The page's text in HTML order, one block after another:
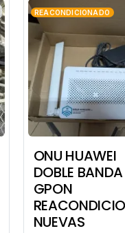
REACONDICIONADO
ONU HUAWEI
DOBLE BANDA
GPON
NUEVAS